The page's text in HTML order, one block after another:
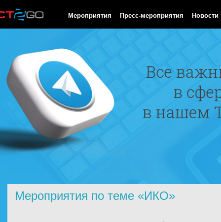
Мероприятия Пресс-мероприятия Новости
Мероприятия по теме «ИКО»